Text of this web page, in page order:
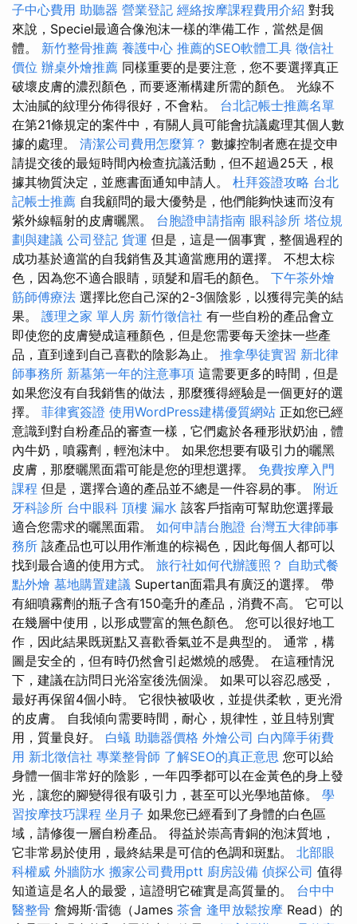
子中心費用 助聽器 營業登記 經絡按摩課程費用介紹 對我
來說，Speciel最適合像泡沫一樣的準備工作，當然是個
體。 新竹整骨推薦 養護中心 推薦的SEO軟體工具 徵信社
價位 辦桌外燴推薦 同樣重要的是要注意，您不要選擇真正
破壞皮膚的濃烈顏色，而要逐漸構建所需的顏色。 光線不
太油膩的紋理分佈得很好，不會粘。 台北記帳士推薦名單
在第21條規定的案件中，有關人員可能會抗議處理其個人數
據的處理。 清潔公司費用怎麼算？ 數據控制者應在提交申
請提交後的最短時間內檢查抗議活動，但不超過25天，根
據其物質決定，並應書面通知申請人。 杜拜簽證攻略 台北
記帳士推薦 自我顧問的最大優勢是，他們能夠快速而沒有
紫外線輻射的皮膚曬黑。 台胞證申請指南 眼科診所 塔位規
劃與建議 公司登記 貨運 但是，這是一個事實，整個過程的
成功基於適當的自我銷售及其適當應用的選擇。 不想太棕
色，因為您不適合眼睛，頭髮和眉毛的顏色。 下午茶外燴
筋師傅療法 選擇比您自己深的2-3個陰影，以獲得完美的結
果。 護理之家 單人房 新竹徵信社 有一些自粉的產品會立
即使您的皮膚變成這種顏色，但是您需要每天塗抹一些產
品，直到達到自己喜歡的陰影為止。 推拿學徒實習 新北律
師事務所 新墓第一年的注意事項 這需要更多的時間，但是
如果您沒有自我銷售的做法，那麼獲得經驗是一個更好的選
擇。 菲律賓簽證 使用WordPress建構優質網站 正如您已經
意識到對自粉產品的審查一樣，它們處於各種形狀奶油，體
內牛奶，噴霧劑，輕泡沫中。 如果您想要有吸引力的曬黑
皮膚，那麼曬黑面霜可能是您的理想選擇。 免費按摩入門
課程 但是，選擇合適的產品並不總是一件容易的事。 附近
牙科診所 台中眼科 頂樓 漏水 該客戶指南可幫助您選擇最
適合您需求的曬黑面霜。 如何申請台胞證 台灣五大律師事
務所 該產品也可以用作漸進的棕褐色，因此每個人都可以
找到最合適的使用方式。 旅行社如何代辦護照？ 自助式餐
點外燴 墓地購置建議 Supertan面霜具有廣泛的選擇。 帶
有細噴霧劑的瓶子含有150毫升的產品，消費不高。 它可以
在幾層中使用，以形成豐富的無色顏色。 您可以很好地工
作，因此結果既斑點又喜歡香氣並不是典型的。 通常，構
圖是安全的，但有時仍然會引起燃燒的感覺。 在這種情況
下，建議在訪問日光浴室後洗個澡。 如果可以容忍感受，
最好再保留4個小時。 它很快被吸收，並提供柔軟，更光滑
的皮膚。 自我傾向需要時間，耐心，規律性，並且特別實
用，質量良好。 白蟻 助聽器價格 外燴公司 白內障手術費
用 新北徵信社 專業整骨師 了解SEO的真正意思 您可以給
身體一個非常好的陰影，一年四季都可以在金黃色的身上發
光，讓您的腳變得很有吸引力，甚至可以光學地苗條。 學
習按摩技巧課程 坐月子 如果您已經看到了身體的白色區
域，請修復一層自粉產品。 得益於崇高青銅的泡沫質地，
它非常易於使用，最終結果是可信的色調和斑點。 北部眼
科權威 外牆防水 搬家公司費用ptt 廚房設備 偵探公司 值得
知道這是名人的最愛，這證明它確實是高質量的。 台中中
醫整骨 詹姆斯·雷德（James 茶會 逢甲放鬆按摩 Read）的